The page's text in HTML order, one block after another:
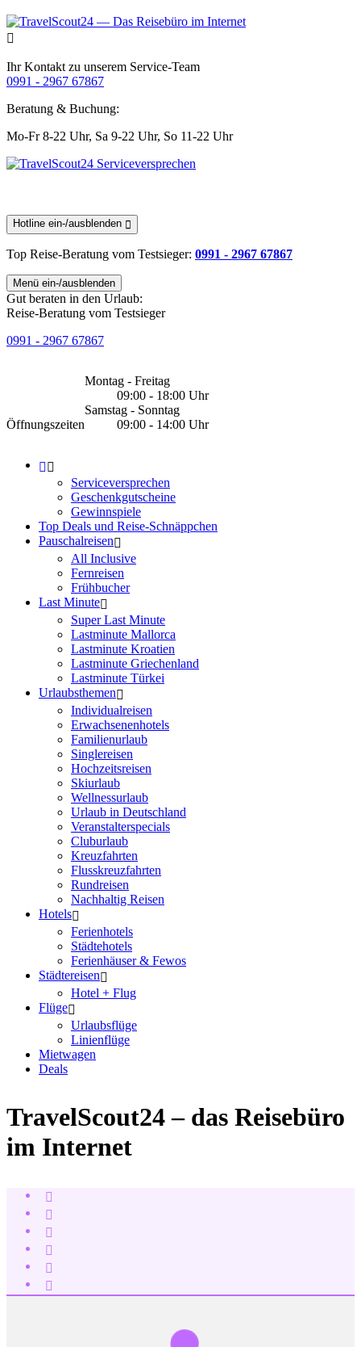
Ihr Kontakt zu unserem Service-Team
0991 - 2967 67867
Beratung & Buchung:
Mo-Fr 8-22 Uhr, Sa 9-22 Uhr, So 11-22 Uhr
Hotline ein-/ausblenden
Top Reise-Beratung vom Testsieger: 0991 - 2967 67867
Menü ein-/ausblenden
Gut beraten in den Urlaub:
Reise-Beratung vom Testsieger
0991 - 2967 67867
Öffnungszeiten
Montag - Freitag
09:00 - 18:00 Uhr
Samstag - Sonntag
09:00 - 14:00 Uhr
Serviceversprechen
Geschenkgutscheine
Gewinnspiele
Top Deals und Reise-Schnäppchen
Pauschalreisen
All Inclusive
Fernreisen
Frühbucher
Last Minute
Super Last Minute
Lastminute Mallorca
Lastminute Kroatien
Lastminute Griechenland
Lastminute Türkei
Urlaubsthemen
Individualreisen
Erwachsenenhotels
Familienurlaub
Singlereisen
Hochzeitsreisen
Skiurlaub
Wellnessurlaub
Urlaub in Deutschland
Veranstalterspecials
Cluburlaub
Kreuzfahrten
Flusskreuzfahrten
Rundreisen
Nachhaltig Reisen
Hotels
Ferienhotels
Städtehotels
Ferienhäuser & Fewos
Städtereisen
Hotel + Flug
Flüge
Urlaubsflüge
Linienflüge
Mietwagen
Deals
TravelScout24 – das Reisebüro
im Internet